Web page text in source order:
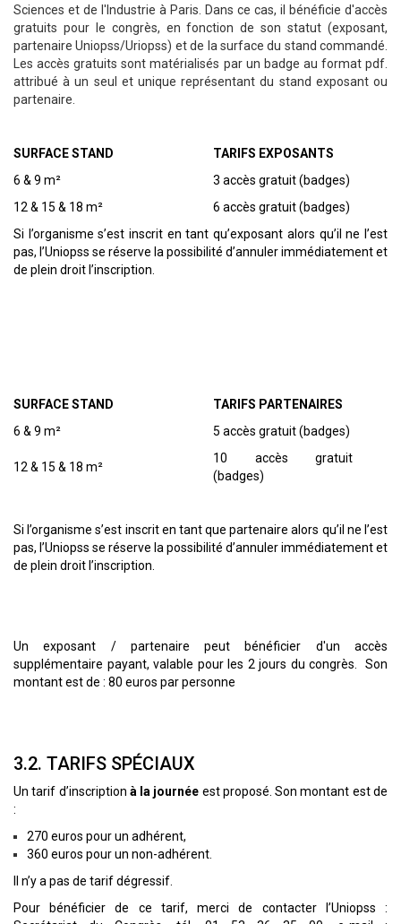
Sciences et de l'Industrie à Paris. Dans ce cas, il bénéficie d'accès
gratuits pour le congrès, en fonction de son statut (exposant,
partenaire Uniopss/Uriopss) et de la surface du stand commandé.
Les accès gratuits sont matérialisés par un badge au format pdf.
attribué à un seul et unique représentant du stand exposant ou
partenaire.
SURFACE STAND
TARIFS EXPOSANTS
6 & 9 m²
3 accès gratuit (badges)
12 & 15 & 18 m²
6 accès gratuit (badges)
Si l’organisme s’est inscrit en tant qu’exposant alors qu’il ne l’est
pas, l’Uniopss se réserve la possibilité d’annuler immédiatement et
de plein droit l’inscription.
SURFACE STAND
TARIFS PARTENAIRES
6 & 9 m²
5 accès gratuit (badges)
12 & 15 & 18 m²
10 accès gratuit
(badges)
Si l’organisme s’est inscrit en tant que partenaire alors qu’il ne l’est
pas, l’Uniopss se réserve la possibilité d’annuler immédiatement et
de plein droit l’inscription.
Un exposant / partenaire peut bénéficier d'un accès
supplémentaire payant, valable pour les 2 jours du congrès. Son
montant est de : 80 euros par personne
3.2. TARIFS SPÉCIAUX
Un tarif d’inscription à la journée est proposé. Son montant est de
:
270 euros pour un adhérent,
360 euros pour un non-adhérent.
Il n’y a pas de tarif dégressif.
Pour bénéficier de ce tarif, merci de contacter l’Uniopss :